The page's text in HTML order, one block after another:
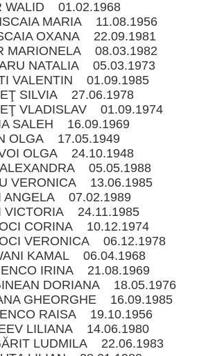
01.02.1968
MARIA 11.08.1956
OXANA 22.09.1981
08.03.1982
NATALIA 05.03.1973
VALENTIN 01.09.1985
SILVIA 27.06.1978
VLADISLAV 01.09.1974
SALEH 16.09.1969
OLGA 17.05.1949
OLGA 24.10.1948
05.05.1988
VERONICA 13.06.1985
07.02.1989
24.11.1985
CORINA 10.12.1974
VERONICA 06.12.1978
KAMAL 06.04.1968
IRINA 21.08.1969
DORIANA 18.05.1976
GHEORGHE 16.09.1985
RAISA 19.10.1956
LILIANA 14.06.1980
LUDMILA 22.06.1983